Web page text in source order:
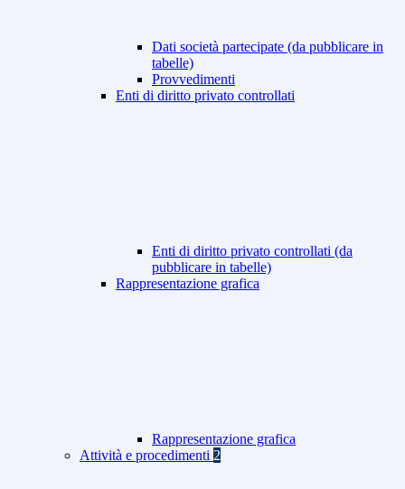
Dati società partecipate (da pubblicare in
tabelle)
Provvedimenti
Enti di diritto privato controllati
Enti di diritto privato controllati (da
pubblicare in tabelle)
Rappresentazione grafica
Rappresentazione grafica
Attività e procedimenti 2